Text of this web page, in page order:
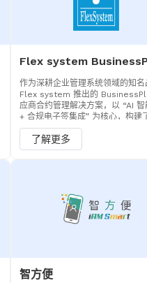
作为深耕企业管理系统领域的知名
Flex system 推出的
应商合约管理解决方案，以 “AI 智
+ 合规电子签集成” 为核心，构建
合约创建、资料录入、AI 预处理
署、进度追踪、文件归档的全流
理体系。
了解更多
智方便